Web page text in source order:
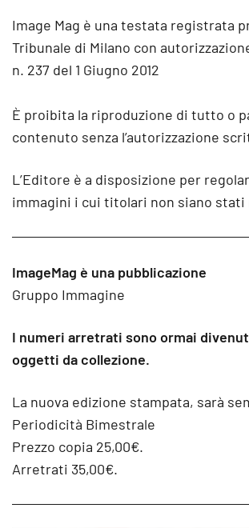
Image Mag è una testata registrata
Tribunale di Milano con
n. 237 del 1 Giugno 2012
È proibita la riproduzione di tutto o
contenuto senza l’autorizzazione
L’Editore è a disposizione per
immagini i cui titolari non siano
ImageMag è una pubblicazione
Gruppo Immagine
I numeri arretrati sono ormai
oggetti da collezione.
La nuova edizione stampata, sarà
Periodicità Bimestrale
Prezzo copia 25,00€.
Arretrati 35,00€.